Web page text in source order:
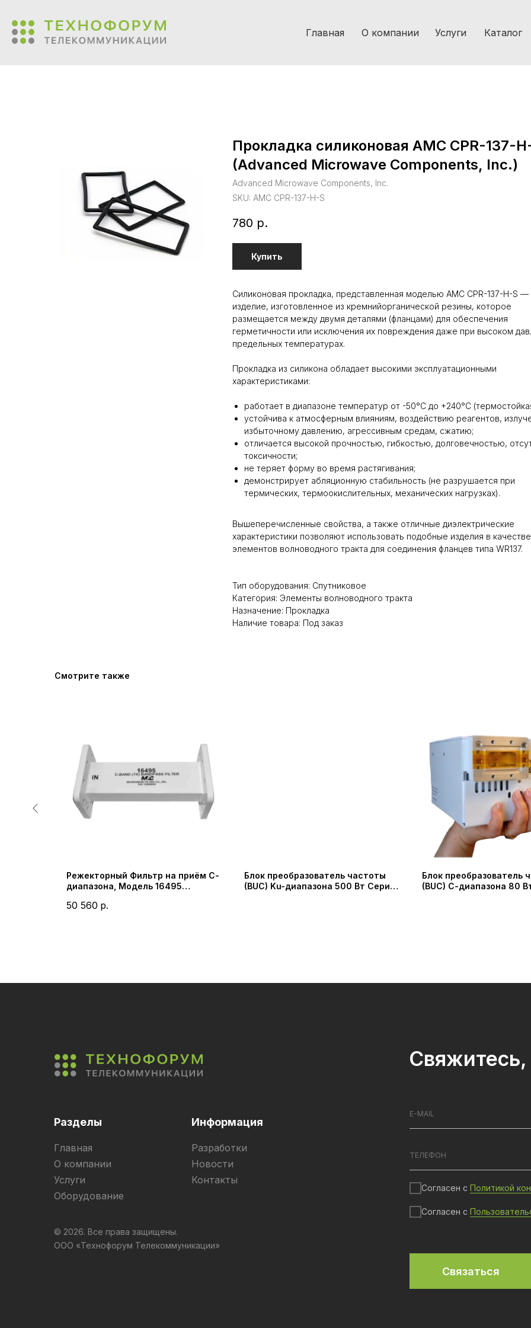
Главная О компании Услуги Каталог
Прокладка силиконовая AMC CPR-137-
(Advanced Microwave Components, Inc.)
Advanced Microwave Components, Inc.
SKU: AMC CPR-137-H-S
780 р.
Купить
Силиконовая прокладка, представленная моделью AMC CPR-137-H-S —
изделие, изготовленное из кремнийорганической резины, которое
размещается между двумя деталями (фланцами) для обеспечения
герметичности или исключения их повреждения даже при высоком
предельных температурах.
Прокладка из силикона обладает высокими эксплуатационными
характеристиками:
работает в диапазоне температур от -50°С до +240°С
устойчива к атмосферным влияниям, воздействию реагентов,
избыточному давлению, агрессивным средам, сжатию;
отличается высокой прочностью, гибкостью, долговечностью,
токсичности;
не теряет форму во время растягивания;
демонстрирует абляционную стабильность (не разрушается при
термических, термоокислительных, механических нагрузках).
Вышеперечисленные свойства, а также отличные диэлектрические
характеристики позволяют использовать подобные изделия в качестве
элементов волноводного тракта для соединения фланцев типа WR137.
Тип оборудования: Спутниковое
Категория: Элементы волноводного тракта
Назначение: Прокладка
Наличие товара: Под заказ
Смотрите также
Режекторный Фильтр на приём С-
диапазона, Модель 16495
50 560 р.
Блок преобразователь частоты
(BUC) Ku-диапазона 500 Вт Серия
Блок преобразователь
(BUC) С-диапазона 80
Разделы Информация
Главная
О компании
Услуги
Оборудование
Разработки
Новости
Контакты
© 2026. Все права защищены.
ООО «Технофорум Телекоммуникации»
Согласен с Политикой
Согласен с
Связаться
Свяжитесь,